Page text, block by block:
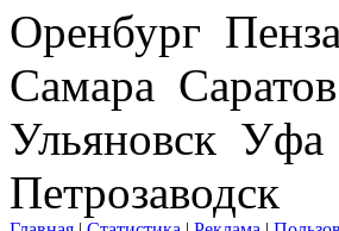
Оренбург
Самара
Ульяновск
Петрозаводск